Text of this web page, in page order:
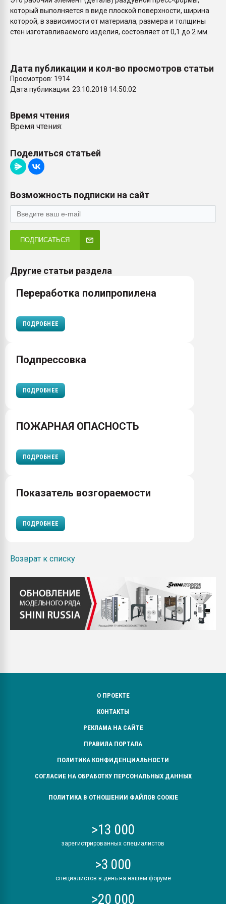
Всё, что касается
бутылок
который выполняется в виде плоской поверхности, ширина
которой, в зависимости от материала, размера и толщины
стен изготавливаемого изделия, состовляет от 0,1 до 2 мм
Дата публикации и кол-во просмотров статьи
Просмотров: 1914
Дата публикации: 23.10.2018 14:50:02
Время чтения
Время чтения:
Поделиться статьей
Возможность подписки на сайт
ПОДПИСАТЬСЯ
Другие статьи раздела
Переработка полипропилена
ПОДРОБНЕЕ
Подпрессовка
ПОДРОБНЕЕ
ПОЖАРНАЯ ОПАСНОСТЬ
ПОДРОБНЕЕ
Показатель возгораемости
ПОДРОБНЕЕ
Возврат к списку
О ПРОЕКТЕ
КОНТАКТЫ
РЕКЛАМА НА САЙТЕ
ПРАВИЛА ПОРТАЛА
ПОЛИТИКА КОНФИДЕНЦИАЛЬНОСТИ
СОГЛАСИЕ НА ОБРАБОТКУ ПЕРСОНАЛЬНЫХ ДАННЫХ
ПОЛИТИКА В ОТНОШЕНИИ ФАЙЛОВ COOKIE
>13 000
зарегистрированных специалистов
>3 000
специалистов в день на нашем форуме
>20 000